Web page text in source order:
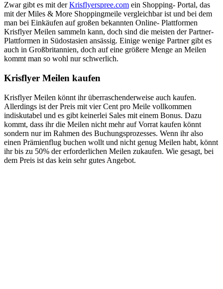
Zwar gibt es mit derKrisflyerspree.com ein Shopping- Portal, das
mit der Miles & More Shoppingmeile vergleichbar ist und bei dem
man bei Einkäufen auf großen bekannten Online- Plattformen
Krisflyer Meilen sammeln kann, doch sind die meisten der Partner-
Plattformen in Südostasien ansässig. Einige wenige Partner gibt es
auch in Großbritannien, doch auf eine größere Menge an Meilen
kommt man so wohl nur schwerlich.
Krisflyer Meilen kaufen
Krisflyer Meilen könnt ihr überraschenderweise auch kaufen.
Allerdings ist der Preis mit vier Cent pro Meile vollkommen
indiskutabel und es gibt keinerlei Sales mit einem Bonus. Dazu
kommt, dass ihr die Meilen nicht mehr auf Vorrat kaufen könnt
sondern nur im Rahmen des Buchungsprozesses. Wenn ihr also
einen Prämienflug buchen wollt und nicht genug Meilen habt, könnt
ihr bis zu 50% der erforderlichen Meilen zukaufen. Wie gesagt, bei
dem Preis ist das kein sehr gutes Angebot.